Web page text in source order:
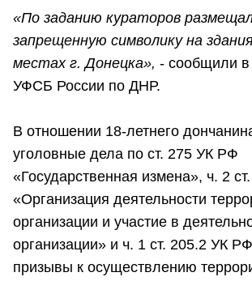
«По заданию кураторов
запрещенную символику на
местах г. Донецка», - сообщили в
УФСБ России по ДНР.
В отношении 18-летнего
уголовные дела по ст. 275 УК РФ
«Государственная измена», ч. 2
«Организация деятельности
организации и участие в
организации» и ч. 1 ст. 205.2 УК
призывы к осуществлению